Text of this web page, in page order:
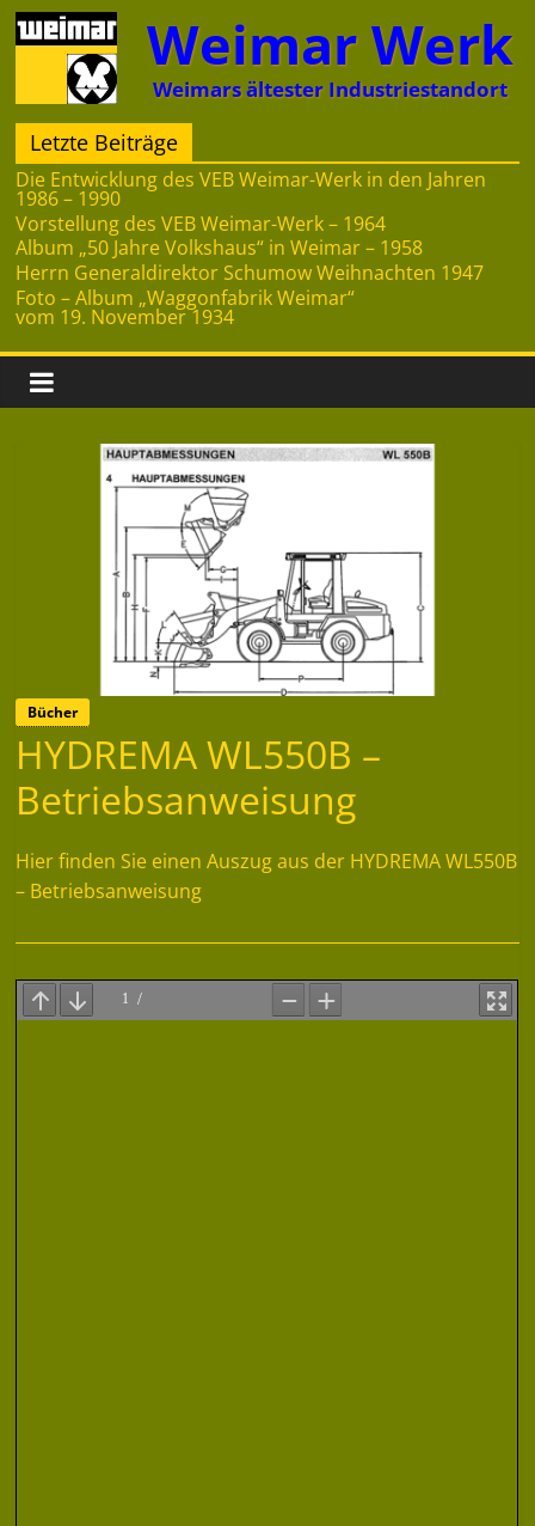
Zum
Inhalt
springen
Weimar Werk
Weimars ältester Industriestandort
Letzte Beiträge
Die Entwicklung des VEB Weimar-Werk in den Jahren
1986 – 1990
Vorstellung des VEB Weimar-Werk – 1964
Album „50 Jahre Volkshaus“ in Weimar – 1958
Herrn Generaldirektor Schumow Weihnachten 1947
Foto – Album „Waggonfabrik Weimar“
vom 19. November 1934
Bücher
HYDREMA WL550B –
Betriebsanweisung
Hier finden Sie einen Auszug aus der HYDREMA WL550B
– Betriebsanweisung